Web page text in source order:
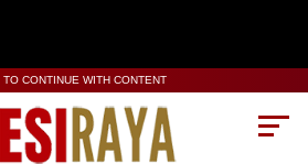
CONTINUE WITH CONTENT